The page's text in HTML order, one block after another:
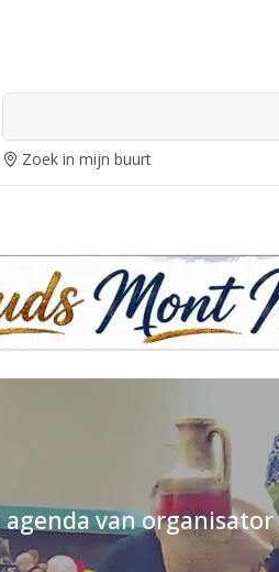
Zoek in mijn buurt
agenda van